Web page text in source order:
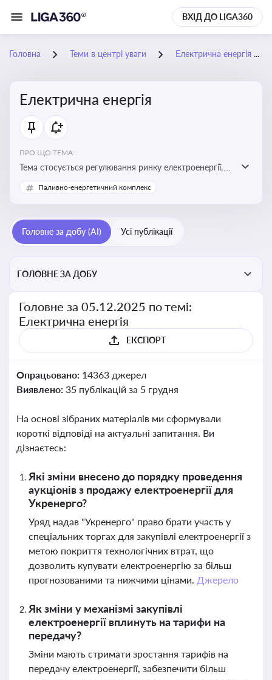
ВХІД ДО LIGA360
Головна Теми в центрі уваги Електрична енергія
Електрична енергія
ПРО ЩО ТЕМА:
Тема стосується регулювання ринку електроенергії,
включаючи її виробництво, постачання та фінансові
стимули для відновлюваної енергетики
Паливно-енергетичний комплекс
Головне за добу (AI) Усі публікації
ГОЛОВНЕ ЗА ДОБУ
Головне за 05.12.2025 по темі:
Електрична енергія
ЕКСПОРТ
Опрацьовано: 14363 джерел
Виявлено: 35 публікацій за 5 грудня
На основі зібраних матеріалів ми сформували
короткі відповіді на актуальні запитання. Ви
дізнаєтесь:
Які зміни внесено до порядку проведення
аукціонів з продажу електроенергії для
Укренерго?
Уряд надав "Укренерго" право брати участь у
спеціальних торгах для закупівлі електроенергії з
метою покриття технологічних втрат, що
дозволить купувати електроенергію за більш
прогнозованими та нижчими цінами. Джерело
Як зміни у механізмі закупівлі
електроенергії вплинуть на тарифи на
передачу?
Зміни мають стримати зростання тарифів на
передачу електроенергії, забезпечити більш